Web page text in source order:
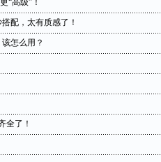
“高级”！
配，太有质感了！​
怎么用？
全了！